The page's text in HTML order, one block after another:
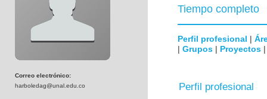
Correo electrónico:
harboledag@unal.edu.co
Tiempo completo
Perfil profesional |
| Grupos | Proyectos
Perfil profesional